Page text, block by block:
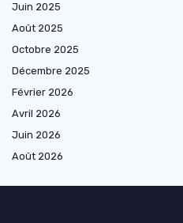
Juin 2025
Août 2025
Octobre 2025
Décembre 2025
Février 2026
Avril 2026
Juin 2026
Août 2026